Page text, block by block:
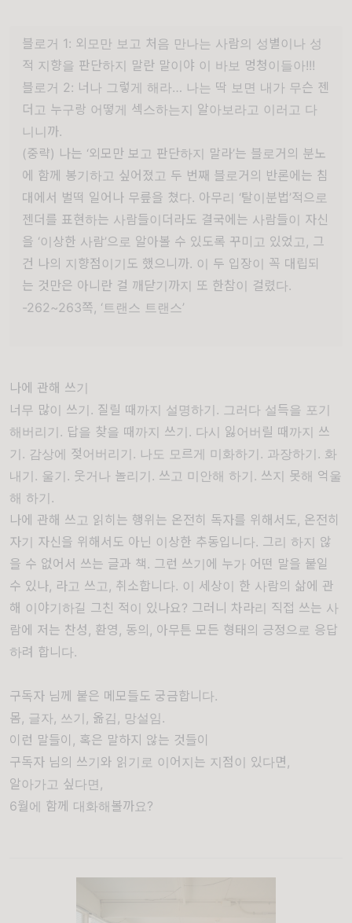
블로거 1: 외모만 보고 처음 만나는 사람의 성별이나 성
적 지향을 판단하지 말란 말이야 이 바보 멍청이들아!!!
블로거 2: 너나 그렇게 해라… 나는 딱 보면 내가 무슨 젠
더고 누구랑 어떻게 섹스하는지 알아보라고 이러고 다
니니까.
(중략) 나는 ‘외모만 보고 판단하지 말라’는 블로거의 분노
에 함께 봉기하고 싶어졌고 두 번째 블로거의 반론에는 침
대에서 벌떡 일어나 무릎을 쳤다. 아무리 ‘탈이분법’적으로
젠더를 표현하는 사람들이더라도 결국에는 사람들이 자신
을 ‘이상한 사람’으로 알아볼 수 있도록 꾸미고 있었고, 그
건 나의 지향점이기도 했으니까. 이 두 입장이 꼭 대립되
는 것만은 아니란 걸 깨닫기까지 또 한참이 걸렸다.
-262~263쪽, ‘트랜스 트랜스’
나에 관해 쓰기
너무 많이 쓰기. 질릴 때까지 설명하기. 그러다 설득을 포기
해버리기. 답을 찾을 때까지 쓰기. 다시 잃어버릴 때까지 쓰
기. 감상에 젖어버리기. 나도 모르게 미화하기. 과장하기. 화
내기. 울기. 웃거나 놀리기. 쓰고 미안해 하기. 쓰지 못해 억울
해 하기.
나에 관해 쓰고 읽히는 행위는 온전히 독자를 위해서도, 온전히
자기 자신을 위해서도 아닌 이상한 추동입니다. 그리 하지 않
을 수 없어서 쓰는 글과 책. 그런 쓰기에 누가 어떤 말을 붙일
수 있나, 라고 쓰고, 취소합니다. 이 세상이 한 사람의 삶에 관
해 이야기하길 그친 적이 있나요? 그러니 차라리 직접 쓰는 사
람에 저는 찬성, 환영, 동의, 아무튼 모든 형태의 긍정으로 응답
하려 합니다.
구독자 님께 붙은 메모들도 궁금합니다.
몸, 글자, 쓰기, 옮김, 망설임.
이런 말들이, 혹은 말하지 않는 것들이
구독자 님의 쓰기와 읽기로 이어지는 지점이 있다면,
알아가고 싶다면,
6월에 함께 대화해볼까요?